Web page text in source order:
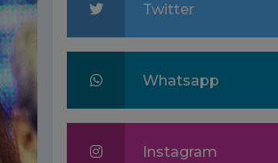
Twitter
Whatsapp
Instagram